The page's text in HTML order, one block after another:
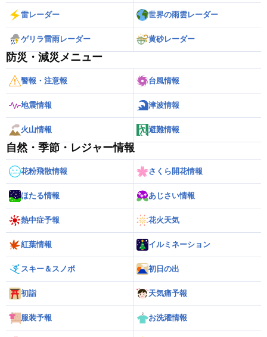
雷レーダー 世界の雨雲レーダー
ゲリラ雷雨レーダー 黄砂レーダー
防災・減災メニュー
警報・注意報 台風情報
地震情報 津波情報
火山情報 避難情報
自然・季節・レジャー情報
花粉飛散情報 さくら開花情報
ほたる情報 あじさい情報
熱中症予報 花火天気
紅葉情報 イルミネーション
スキー＆スノボ 初日の出
初詣 天気痛予報
服装予報 お洗濯情報